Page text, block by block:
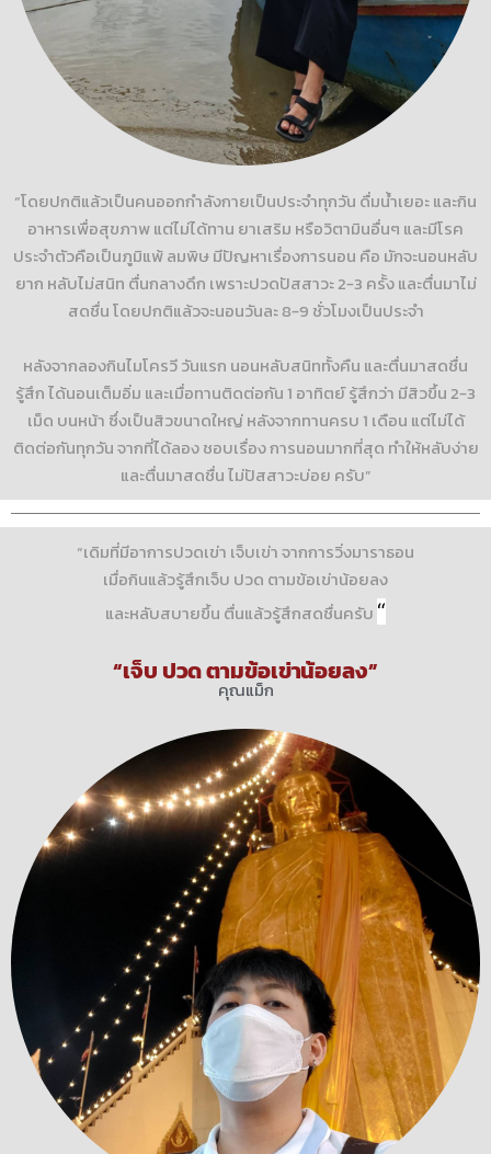
“โดยปกติแล้วเป็นคนออกกำลังกายเป็นประจำทุกวัน ดื่มน้ำเยอะ และกิน
อาหารเพื่อสุขภาพ แต่ไม่ได้ทาน ยาเสริม หรือวิตามินอื่นๆ และมีโรค
ประจำตัวคือเป็นภูมิแพ้ ลมพิษ มีปัญหาเรื่องการนอน คือ มักจะนอนหลับ
ยาก หลับไม่สนิท ตื่นกลางดึก เพราะปวดปัสสาวะ 2-3 ครั้ง และตื่นมาไม่
สดชื่น โดยปกติแล้วจะนอนวันละ 8-9 ชั่วโมงเป็นประจำ
หลังจากลองกินไมโครวี วันแรก นอนหลับสนิททั้งคืน และตื่นมาสดชื่น
รู้สึก ได้นอนเต็มอิ่ม และเมื่อทานติดต่อกัน 1 อาทิตย์ รู้สึกว่า มีสิวขึ้น 2-3
เม็ด บนหน้า ซึ่งเป็นสิวขนาดใหญ่ หลังจากทานครบ 1 เดือน แต่ไม่ได้
ติดต่อกันทุกวัน จากที่ได้ลอง ชอบเรื่อง การนอนมากที่สุด ทำให้หลับง่าย
และตื่นมาสดชื่น ไม่ปัสสาวะบ่อย ครับ”
“เดิมที่มีอาการปวดเข่า เจ็บเข่า จากการวิ่งมาราธอน
เมื่อกินแล้วรู้สึกเจ็บ ปวด ตามข้อเข่าน้อยลง
และหลับสบายขึ้น ตื่นแล้วรู้สึกสดชื่นครับ “
“เจ็บ ปวด ตามข้อเข่าน้อยลง”
คุณแม็ก